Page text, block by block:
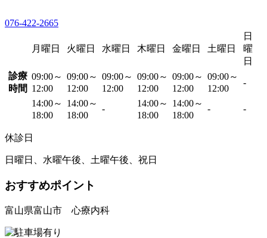
076-422-2665
月曜日 火曜日 水曜日 木曜日 金曜日 土曜日
日
曜
日
診療
時間
09:00～
12:00
09:00～
12:00
09:00～
12:00
09:00～
12:00
09:00～
12:00
09:00～
12:00
-
14:00～
18:00
14:00～
18:00
-
14:00～
18:00
14:00～
18:00
- -
休診日
日曜日、水曜午後、土曜午後、祝日
おすすめポイント
富山県富山市 心療内科